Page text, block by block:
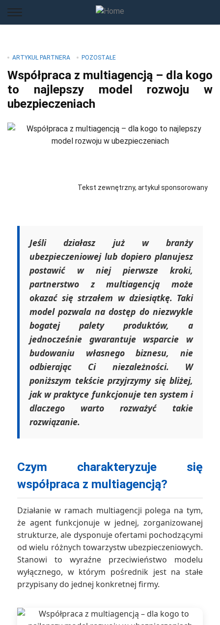
ARTYKUŁ PARTNERA POZOSTAŁE
Współpraca z multiagencją – dla kogo
to najlepszy model rozwoju w
ubezpieczeniach
Tekst zewnętrzny, artykuł sponsorowany
Jeśli działasz już w branży
ubezpieczeniowej lub dopiero planujesz
postawić w niej pierwsze kroki,
partnerstwo z multiagencją może
okazać się strzałem w dziesiątkę. Taki
model pozwala na dostęp do niezwykle
bogatej palety produktów, a
jednocześnie gwarantuje wsparcie w
budowaniu własnego biznesu, nie
odbierając Ci niezależności. W
poniższym tekście przyjrzymy się bliżej,
jak w praktyce funkcjonuje ten system i
dlaczego warto rozważyć takie
rozwiązanie.
Czym charakteryzuje się
współpraca z multiagencją?
Działanie w ramach multiagencji polega na tym,
że agent funkcjonuje w jednej, zorganizowanej
strukturze, ale dysponuje ofertami pochodzącymi
od wielu różnych towarzystw ubezpieczeniowych.
Stanowi to wyraźne przeciwieństwo modelu
wyłącznego, w którym pośrednik jest na stałe
przypisany do jednej konkretnej firmy.